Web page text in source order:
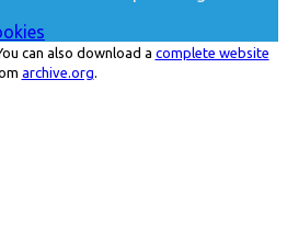
can also download a complete website
archive.org.